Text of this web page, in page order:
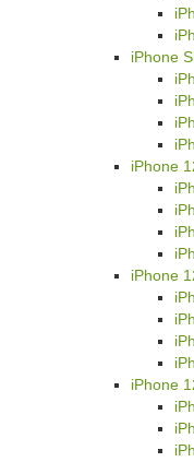
iPhone
iPhone
iPhone
iPhone